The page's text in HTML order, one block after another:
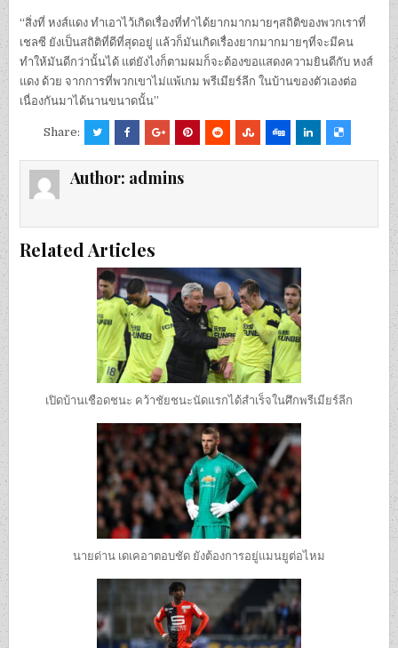
“สิ่งที่ หงส์แดง ทำเอาไว้เกิดเรื่องที่ทำได้ยากมากมายๆสถิติของพวกเราที่
เชลซี ยังเป็นสถิติที่ดีที่สุดอยู่ แล้วก็มันเกิดเรื่องยากมากมายๆที่จะมีคน
ทำให้มันดีกว่านั้นได้ แต่ยังไงก็ตามผมก็จะต้องขอแสดงความยินดีกับ หงส์
แดง ด้วย จากการที่พวกเขาไม่แพ้เกม พรีเมียร์ลีก ในบ้านของตัวเองต่อ
เนื่องกันมาได้นานขนาดนั้น”
Share:
Author: admins
Related Articles
เปิดบ้านเชือดชนะ คว้าชัยชนะนัดแรกได้สำเร็จในศึกพรีเมียร์ลีก
นายด่าน เดเคอาตอบชัด ยังต้องการอยู่แมนยูต่อไหม